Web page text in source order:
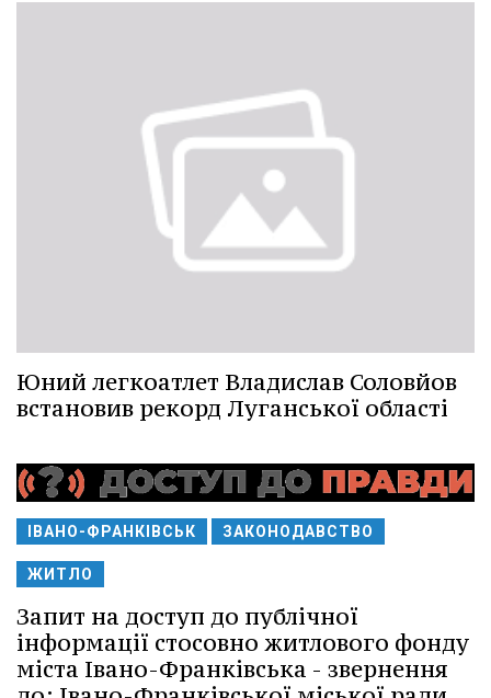
Юний легкоатлет Владислав Соловйов
встановив рекорд Луганської області
ІВАНО-ФРАНКІВСЬК ЗАКОНОДАВСТВО
ЖИТЛО
Запит на доступ до публічної
інформації стосовно житлового фонду
міста Івано-Франківська - звернення